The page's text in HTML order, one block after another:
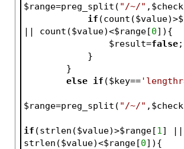
$range=preg_split( "/~/" , $check
if (count($value)>
|| count($value)<$range[0]){
$result=false
            }
        }
else if ($key==
$range=preg_split( "/~/" , $check
if (strlen($value)>$range[1] ||
strlen($value)<$range[0]){